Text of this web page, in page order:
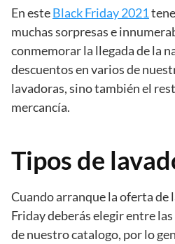
En esteBlack Friday 2021
muchas sorpresas e
conmemorar la llegada de la
descuentos en varios de
lavadoras, sino también el
mercancía.
Tipos de
Cuando arranque la oferta de
Friday deberás elegir entre
de nuestro catalogo, por lo